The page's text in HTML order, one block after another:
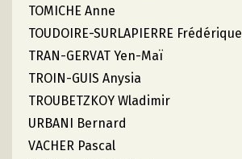
TOMICHE Anne
TOUDOIRE-SURLAPIERRE Frédérique
TRAN-GERVAT Yen-Maï
TROIN-GUIS Anysia
TROUBETZKOY Wladimir
URBANI Bernard
VACHER Pascal